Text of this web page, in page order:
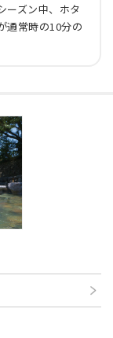
ーズン中、ホタ
通常時の10分の